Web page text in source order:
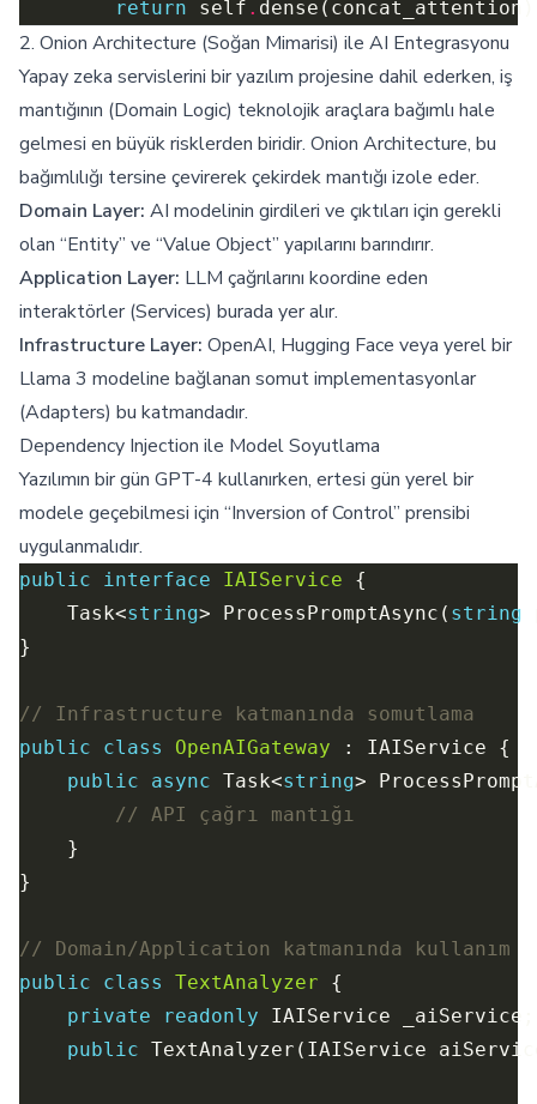
return self .
2. Onion Architecture (Soğan Mimarisi) ile AI Entegrasyonu
Yapay zeka servislerini bir yazılım projesine dahil ederken, iş
mantığının (Domain Logic) teknolojik araçlara bağımlı hale
gelmesi en büyük risklerden biridir. Onion Architecture, bu
bağımlılığı tersine çevirerek çekirdek mantığı izole eder.
Domain Layer: AI modelinin girdileri ve çıktıları için gerekli
olan “Entity” ve “Value Object” yapılarını barındırır.
Application Layer: LLM çağrılarını koordine eden
interaktörler (Services) burada yer alır.
Infrastructure Layer: OpenAI, Hugging Face veya yerel bir
Llama 3 modeline bağlanan somut implementasyonlar
(Adapters) bu katmandadır.
Dependency Injection ile Model Soyutlama
Yazılımın bir gün GPT-4 kullanırken, ertesi gün yerel bir
modele geçebilmesi için “Inversion of Control” prensibi
uygulanmalıdır.
public interface IAIService
    Task<
string> ProcessPromptAsync( string
// Infrastructure katmanında somutlama
public
class OpenAIGateway
public
async Task<string>
// API çağrı mantığı
// Domain/Application katmanında kullanım
public
class TextAnalyzer
private
readonly
public